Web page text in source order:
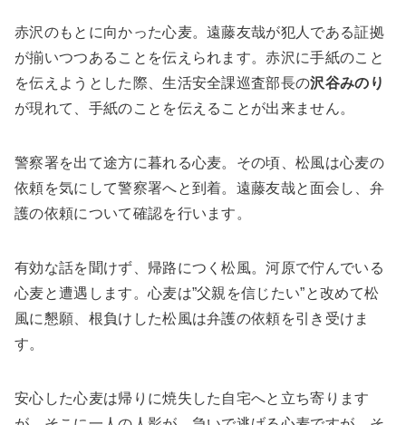
赤沢のもとに向かった心麦。遠藤友哉が犯人である証拠
が揃いつつあることを伝えられます。赤沢に手紙のこと
を伝えようとした際、生活安全課巡査部長の沢谷みのり
が現れて、手紙のことを伝えることが出来ません。
警察署を出て途方に暮れる心麦。その頃、松風は心麦の
依頼を気にして警察署へと到着。遠藤友哉と面会し、弁
護の依頼について確認を行います。
有効な話を聞けず、帰路につく松風。河原で佇んでいる
心麦と遭遇します。心麦は”父親を信じたい”と改めて松
風に懇願、根負けした松風は弁護の依頼を引き受けま
す。
安心した心麦は帰りに焼失した自宅へと立ち寄ります